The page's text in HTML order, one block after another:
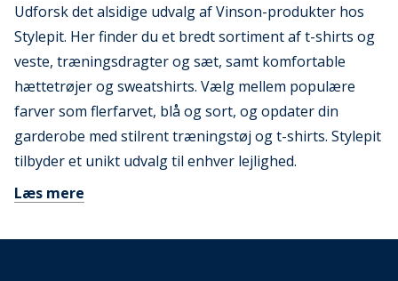
Udforsk det alsidige udvalg af Vinson-produkter hos
Stylepit. Her finder du et bredt sortiment af t-shirts og
veste, træningsdragter og sæt, samt komfortable
hættetrøjer og sweatshirts. Vælg mellem populære
farver som flerfarvet, blå og sort, og opdater din
garderobe med stilrent træningstøj og t-shirts. Stylepit
tilbyder et unikt udvalg til enhver lejlighed.
Læs mere